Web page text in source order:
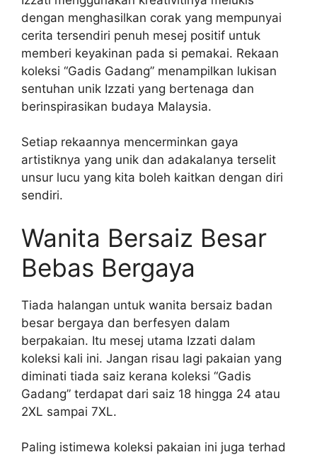
dengan menghasilkan corak yang mempunyai
cerita tersendiri penuh mesej positif untuk
memberi keyakinan pada si pemakai. Rekaan
koleksi “Gadis Gadang” menampilkan lukisan
sentuhan unik Izzati yang bertenaga dan
berinspirasikan budaya Malaysia.
Setiap rekaannya mencerminkan gaya
artistiknya yang unik dan adakalanya terselit
unsur lucu yang kita boleh kaitkan dengan diri
sendiri.
Wanita Bersaiz Besar
Bebas Bergaya
Tiada halangan untuk wanita bersaiz badan
besar bergaya dan berfesyen dalam
berpakaian. Itu mesej utama Izzati dalam
koleksi kali ini. Jangan risau lagi pakaian yang
diminati tiada saiz kerana koleksi “Gadis
Gadang” terdapat dari saiz 18 hingga 24 atau
2XL sampai 7XL.
Paling istimewa koleksi pakaian ini juga terhad